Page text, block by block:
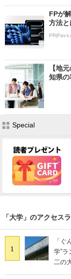
FPが
方法と
PR(Fav-
【地
知県
Special
「大学」のアクセス
1
「
学”
二の